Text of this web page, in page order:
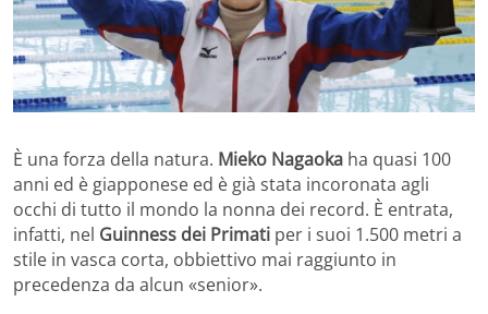
È una forza della natura. Mieko Nagaoka ha quasi 100
anni ed è giapponese ed è già stata incoronata agli
occhi di tutto il mondo la nonna dei record. È entrata,
infatti, nel Guinness dei Primati per i suoi 1.500 metri a
stile in vasca corta, obbiettivo mai raggiunto in
precedenza da alcun «senior».